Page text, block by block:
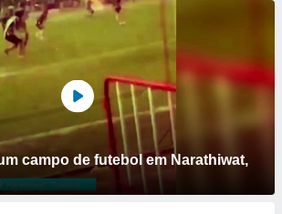
campo de futebol em Narathiwat,